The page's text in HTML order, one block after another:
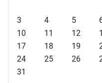
r
i
g
s
J
i
g
r
3
4 5
10
11 12
17
18 19
24
25 26
31